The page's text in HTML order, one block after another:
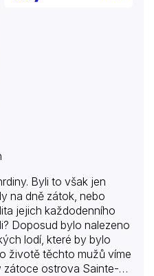
Byli to však jen
na dně zátok, nebo
jejich každodenního
Doposud bylo nalezeno
lodí, které by bylo
životě těchto mužů víme
zátoce ostrova Sainte-